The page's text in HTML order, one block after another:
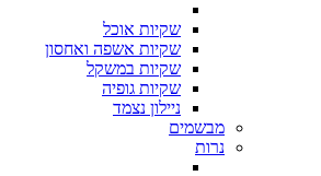
שקיות אוכל
שקיות אשפה ואחסון
שקיות במשקל
שקיות גופיה
ניילון נצמד
מבשמים
נרות